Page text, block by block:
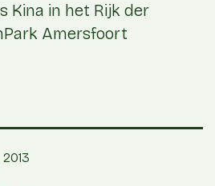
Kina in het Rijk der
Amersfoort